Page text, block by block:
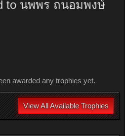
to นพพร ถนอมพงษ์
awarded any trophies yet.
View All Available Trophies